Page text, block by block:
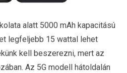
alatt 5000 mAh kapacitású
legfeljebb 15 wattal lehet
kell beszerezni, mert az
Az 5G modell hátoldalán